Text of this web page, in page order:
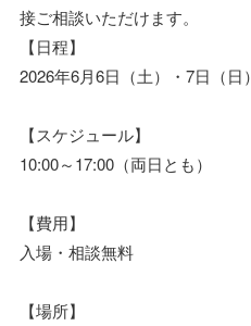
接ご相談いただけます。
【日程】
2026年6月6日（土）・7日（日）
【スケジュール】
10:00～17:00（両日とも）
【費用】
入場・相談無料
【場所】